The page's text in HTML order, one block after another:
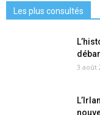
Les plus consultés
3 août